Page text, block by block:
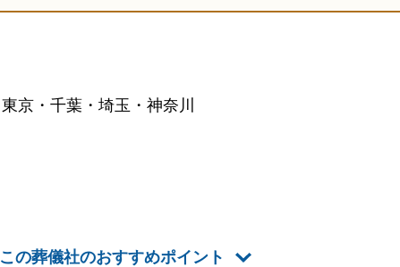
東京・千葉・埼玉・神奈川
この葬儀社のおすすめポイント